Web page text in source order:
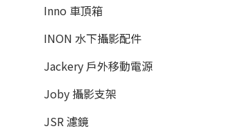
Inno 車頂箱
INON 水下攝影配件
Jackery 戶外移動電源
Joby 攝影支架
JSR 濾鏡